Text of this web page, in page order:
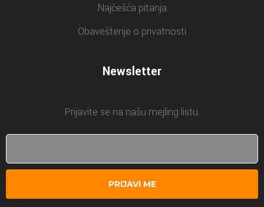
Najčešća pitanja
Obaveštenje o privatnosti
Newsletter
Prijavite se na našu mejling listu.
PRIJAVI ME